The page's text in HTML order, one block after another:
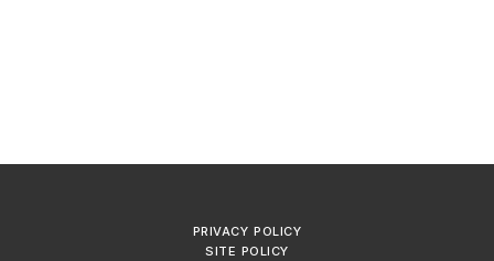
PRIVACY POLICY
SITE POLICY